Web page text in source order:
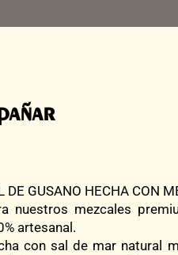
DE GUSANO HECHA CON
nuestros mezcales
artesanal.
con sal de mar natural